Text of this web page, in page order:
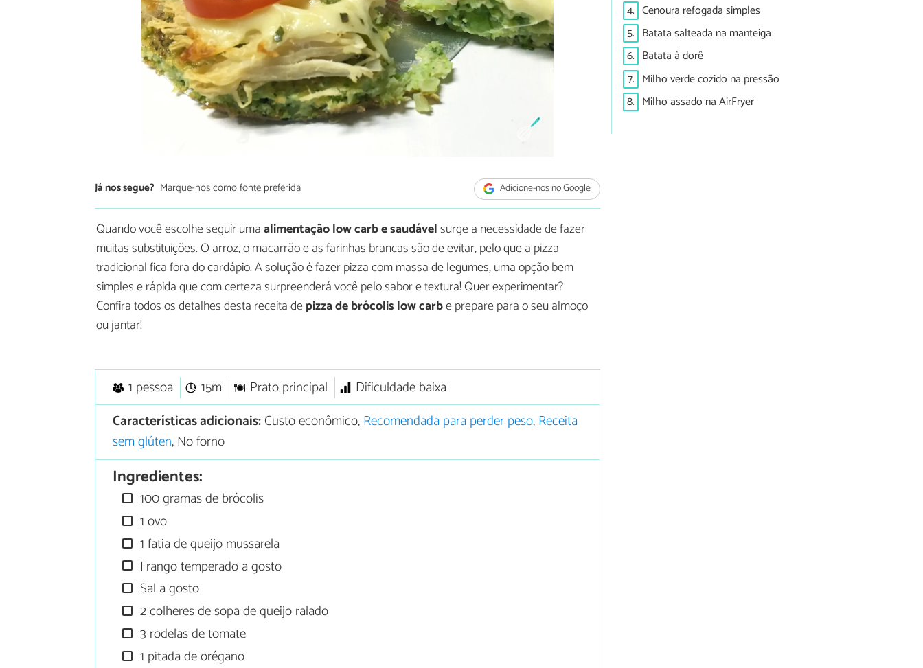
Já nos segue? Marque-nos como fonte preferida Adicione-nos no Google
Quando você escolhe seguir umaalimentação low carb e saudávelsurge a necessidade de fazer
muitas substituições. O arroz, o macarrão e as farinhas brancas são de evitar, pelo que a pizza
tradicional fica fora do cardápio. A solução é fazer pizza com massa de legumes, uma opção bem
simples e rápida que com certeza surpreenderá você pelo sabor e textura! Quer experimentar?
Confira todos os detalhes desta receita depizza de brócolis low carbe prepare para o seu almoço
ou jantar!
1 pessoa 15m Prato principal
Dificuldade baixa
Características adicionais:Custo econômico,Recomendada para perder peso,Receita
sem glúten, No forno
Ingredientes:
100 gramas de brócolis
1 ovo
1 fatia de queijo mussarela
Frango temperado a gosto
Sal a gosto
2 colheres de sopa de queijo ralado
3 rodelas de tomate
1 pitada de orégano
4. Cenoura refogada simples
5. Batata salteada na manteiga
6. Batata à dorê
7. Milho verde cozido na pressão
8. Milho assado na AirFryer